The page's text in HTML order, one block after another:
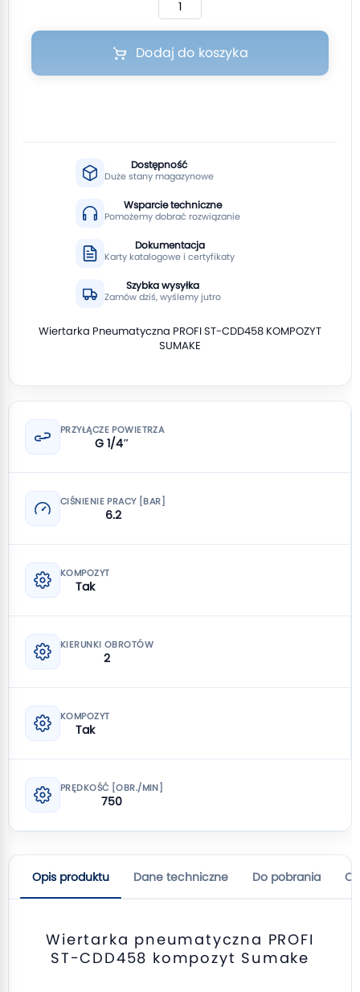
Dodaj do koszyka
Dostępność
Duże stany magazynowe
Wsparcie techniczne
Pomożemy dobrać rozwiązanie
Dokumentacja
Karty katalogowe i certyfikaty
Szybka wysyłka
Zamów dziś, wyślemy jutro
Wiertarka Pneumatyczna PROFI ST-CDD458 KOMPOZYT
SUMAKE
PRZYŁĄCZE POWIETRZA
G 1/4″
CIŚNIENIE PRACY [BAR]
6.2
KOMPOZYT
Tak
KIERUNKI OBROTÓW
2
KOMPOZYT
Tak
PRĘDKOŚĆ [OBR./MIN]
750
Opis produktu Dane techniczne Do pobrania
Wiertarka pneumatyczna PROFI
ST-CDD458 kompozyt Sumake